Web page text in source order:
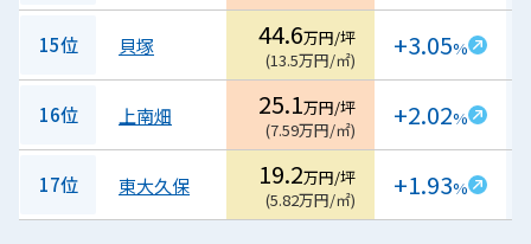
15位 貝塚 44.6万円/坪
(13.5万円/㎡) +3.05%
16位 上南畑 25.1万円/坪
(7.59万円/㎡) +2.02%
17位 東大久保 19.2万円/坪
(5.82万円/㎡) +1.93%